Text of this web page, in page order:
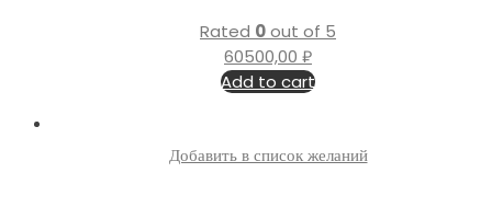
Rated 0out of 5
60500,00 ₽
Add to cart
Добавить в список желаний